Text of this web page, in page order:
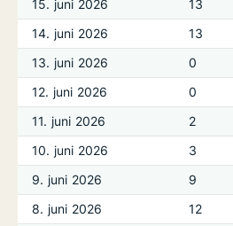
15. juni 2026
13
14. juni 2026
13
13. juni 2026
0
12. juni 2026
0
11. juni 2026
2
10. juni 2026
3
9. juni 2026
9
8. juni 2026
12